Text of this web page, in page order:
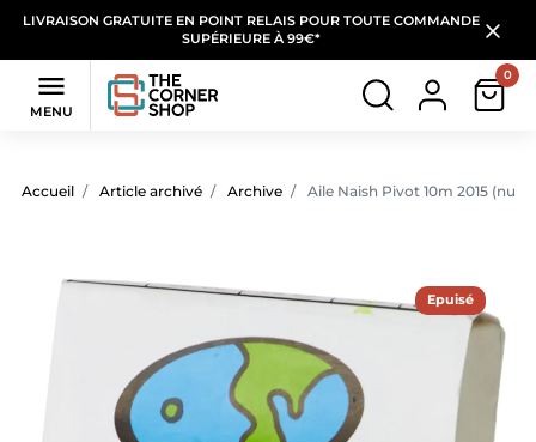
LIVRAISON GRATUITE EN POINT RELAIS POUR TOUTE COMMANDE
SUPÉRIEURE À 99€*

MENU
0
Accueil Article archivé Archive Aile Naish Pivot 10m 2015 (nue
Epuisé